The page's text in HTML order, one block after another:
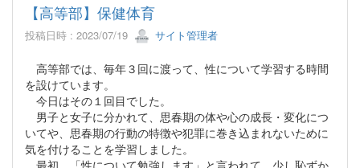
【高等部】保健体育
投稿日時 : 2023/07/19 サイト管理者
高等部では、毎年３回に渡って、性について学習する時間
を設けています。
今日はその１回目でした。
男子と女子に分かれて、思春期の体や心の成長・変化につ
いてや、思春期の行動の特徴や犯罪に巻き込まれないために
気を付けることを学習しました。